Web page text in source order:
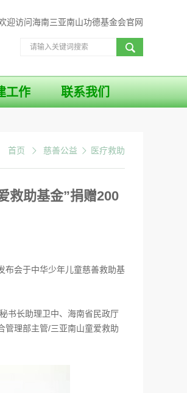
迎访问海南三亚南山功德基金会官网
工作 联系我们
首页 慈善公益 医疗救助
救助基金”捐赠200
布会于中华少年儿童慈善救助基
书长助理卫中、海南省民政厅
管理部主管/三亚南山童爱救助